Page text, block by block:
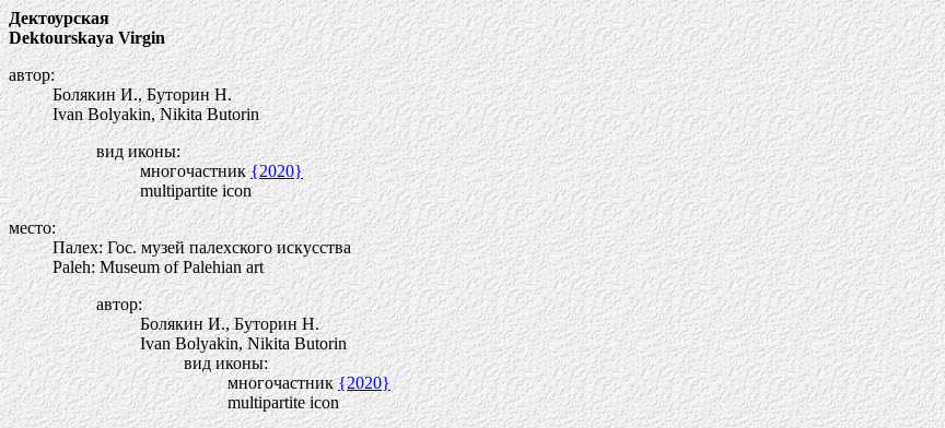
Дектоурская
Dektourskaya Virgin
автор:
Болякин И., Буторин Н.
Ivan Bolyakin, Nikita Butorin
вид иконы:
многочастник{2020}
multipartite icon
место:
Палех: Гос. музей палехского искусства
Paleh: Museum of Palehian art
автор:
Болякин И., Буторин Н.
Ivan Bolyakin, Nikita Butorin
вид иконы:
многочастник{2020}
multipartite icon